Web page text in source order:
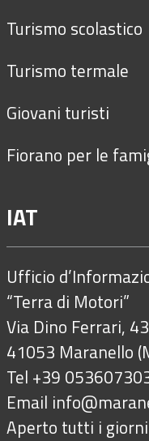
Turismo scolastico
Turismo termale
Giovani turisti
Fiorano per le
IAT
Ufficio
“Terra di Motori”
Via Dino Ferrari,
41053 Maranello
Tel +39
Email
Aperto tutti i